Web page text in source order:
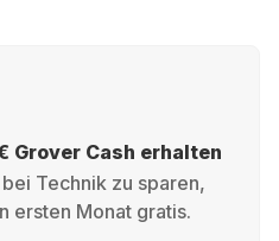
Grover Cash erhalten
Technik zu sparen,
ersten Monat gratis.